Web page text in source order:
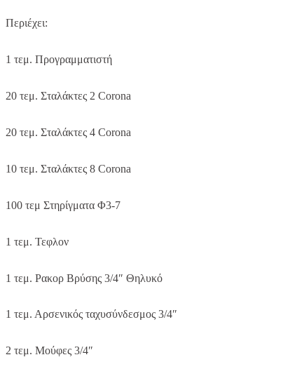
Περιέχει:
1 τεμ. Προγραμματιστή
20 τεμ. Σταλάκτες 2 Corona
20 τεμ. Σταλάκτες 4 Corona
10 τεμ. Σταλάκτες 8 Corona
100 τεμ Στηρίγματα Φ3-7
1 τεμ. Τεφλον
1 τεμ. Ρακορ Βρύσης 3/4″ Θηλυκό
1 τεμ. Αρσενικός ταχυσύνδεσμος 3/4″
2 τεμ. Μούφες 3/4″